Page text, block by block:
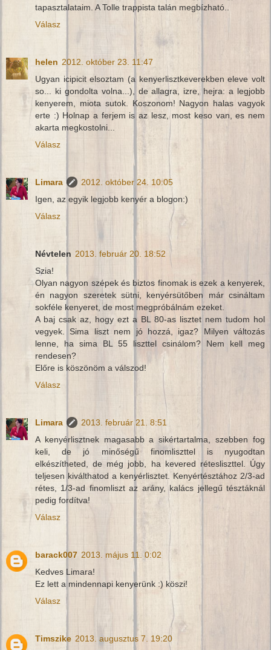
tapasztalataim. A Tolle trappista talán megbízható..
Válasz
helen 2012. október 23. 11:47
Ugyan icipicit elsoztam (a kenyerlisztkeverekben eleve volt
so... ki gondolta volna...), de allagra, izre, hejra: a legjobb
kenyerem, miota sutok. Koszonom! Nagyon halas vagyok
erte :) Holnap a ferjem is az lesz, most keso van, es nem
akarta megkostolni...
Válasz
Limara
2012. október 24. 10:05
Igen, az egyik legjobb kenyér a blogon:)
Válasz
Névtelen 2013. február 20. 18:52
Szia!
Olyan nagyon szépek és biztos finomak is ezek a kenyerek,
én nagyon szeretek sütni, kenyérsütőben már csináltam
sokféle kenyeret, de most megpróbálnám ezeket.
A baj csak az, hogy ezt a BL 80-as lisztet nem tudom hol
vegyek. Sima liszt nem jó hozzá, igaz? Milyen változás
lenne, ha sima BL 55 liszttel csinálom? Nem kell meg
rendesen?
Előre is köszönöm a válszod!
Válasz
Limara
2013. február 21. 8:51
A kenyérlisztnek magasabb a sikértartalma, szebben fog
keli, de jó minőségű finomliszttel is nyugodtan
elkészítheted, de még jobb, ha kevered rétesliszttel. Úgy
teljesen kiválthatod a kenyérlisztet. Kenyértésztához 2/3-ad
rétes, 1/3-ad finomliszt az arány, kalács jellegű tésztáknál
pedig fordítva!
Válasz
barack007 2013. május 11. 0:02
Kedves Limara!
Ez lett a mindennapi kenyerünk :) köszi!
Válasz
Timszike 2013. augusztus 7. 19:20